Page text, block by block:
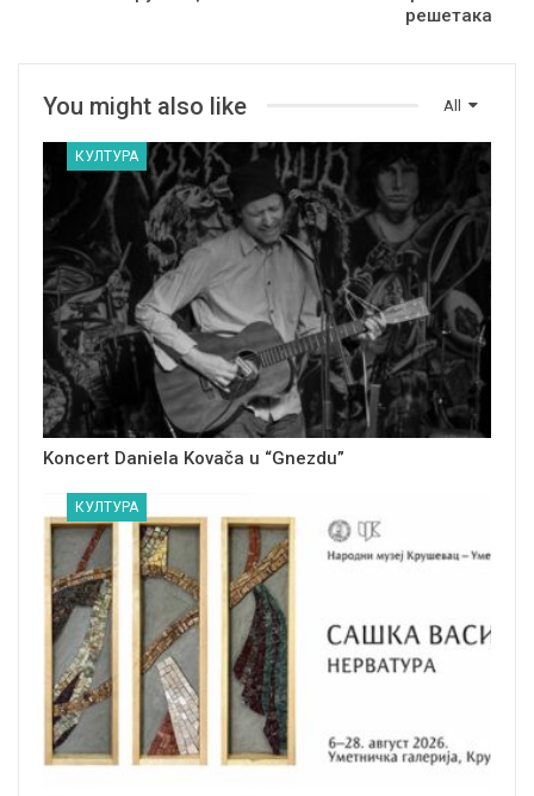
решетака
All
You might also like
КУЛТУРА
Koncert Daniela Kovača u “Gnezdu”
КУЛТУРА